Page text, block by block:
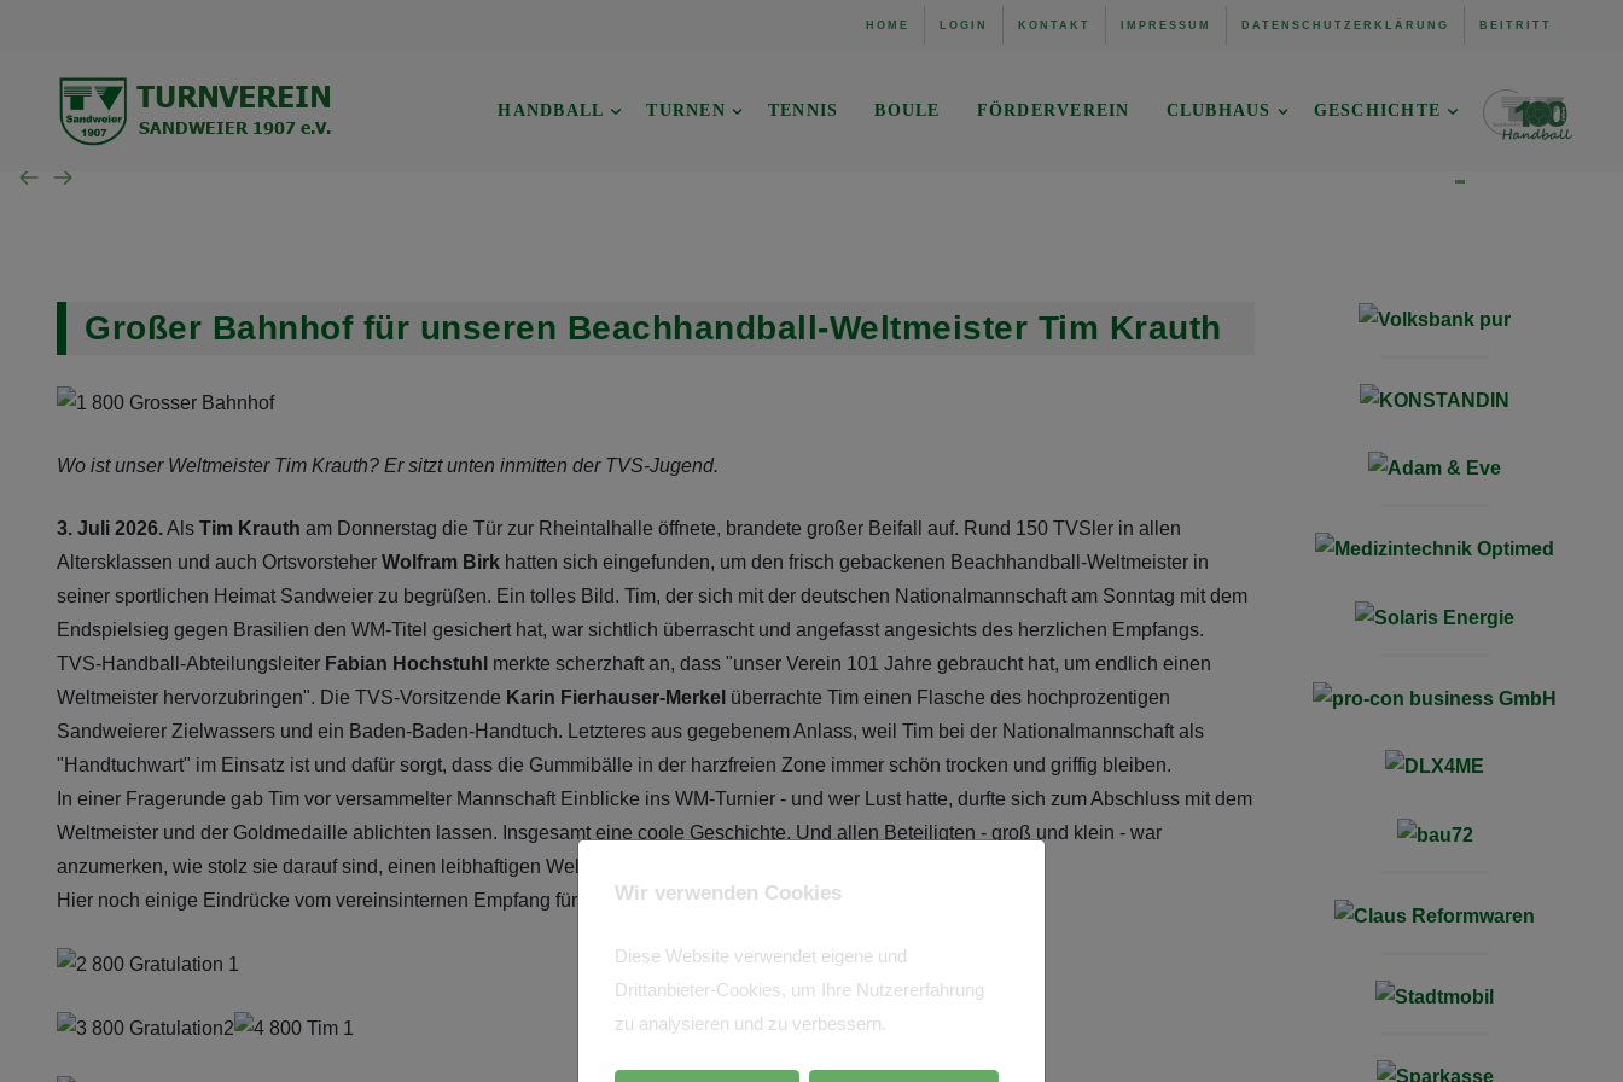
HOME LOGIN KONTAKT IMPRESSUM DATENSCHUTZERKLÄRUNG BEITRITT
HANDBALL TURNEN TENNIS BOULE FÖRDERVEREIN CLUBHAUS GESCHICHTE
Großer Bahnhof für unseren Beachhandball-Weltmeister Tim Krauth
Wo ist unser Weltmeister Tim Krauth? Er sitzt unten inmitten der TVS-Jugend.
3. Juli 2026.Als Tim Krauth am Donnerstag die Tür zur Rheintalhalle öffnete, brandete großer Beifall auf. Rund 150 TVSler in allen
Altersklassen und auch Ortsvorsteher Wolfram Birk hatten sich eingefunden, um den frisch gebackenen Beachhandball-Weltmeister in
seiner sportlichen Heimat Sandweier zu begrüßen. Ein tolles Bild. Tim, der sich mit der deutschen Nationalmannschaft am Sonntag mit dem
Endspielsieg gegen Brasilien den WM-Titel gesichert hat, war sichtlich überrascht und angefasst angesichts des herzlichen Empfangs.
TVS-Handball-Abteilungsleiter Fabian Hochstuhl merkte scherzhaft an, dass "unser Verein 101 Jahre gebraucht hat, um endlich einen
Weltmeister hervorzubringen". Die TVS-Vorsitzende Karin Fierhauser-Merkel überrachte Tim einen Flasche des hochprozentigen
Sandweierer Zielwassers und ein Baden-Baden-Handtuch. Letzteres aus gegebenem Anlass, weil Tim bei der Nationalmannschaft als
"Handtuchwart" im Einsatz ist und dafür sorgt, dass die Gummibälle in der harzfreien Zone immer schön trocken und griffig bleiben.
In einer Fragerunde gab Tim vor versammelter Mannschaft Einblicke ins WM-Turnier - und wer Lust hatte, durfte sich zum Abschluss mit dem
Weltmeister und der Goldmedaille ablichten lassen. Insgesamt eine coole Geschichte. Und allen Beteiligten - groß und klein - war
anzumerken, wie stolz sie darauf sind, einen leibhaftigen Weltmeister in ihren Reihen zu haben.
Hier noch einige Eindrücke vom vereinsinternen Empfang für Tim Krauth:...Wir verwenden Cookies
Diese Website verwendet eigene und
Drittanbieter-Cookies, um Ihre Nutzererfahrung
zu analysieren und zu verbessern.
TVS Baden-Baden 1907
Wochenübersicht TVS
Wochenübersicht SG
Trainingszeiten
Gerätturnen w.
Verwaltung
Mannschaft der Woche